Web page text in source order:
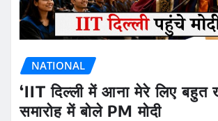
NATIONAL
‘IIT दिल्ली में आना मेरे लिए बहुत
समारोह में बोले PM मोदी